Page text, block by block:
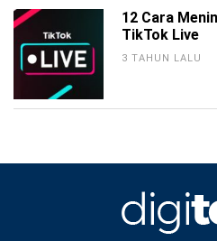
12 Cara
TikTok Live
3 TAHUN LALU